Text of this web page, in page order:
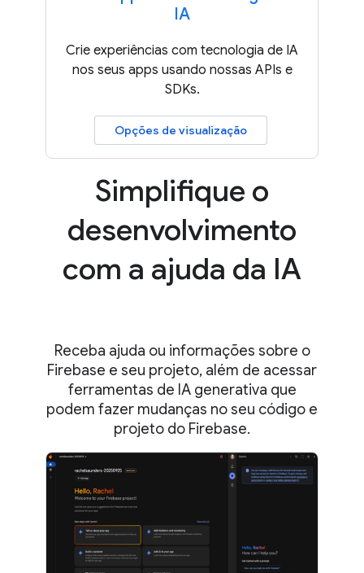
IA
Crie experiências com tecnologia de IA
nos seus apps usando nossas APIs e
SDKs.
Opções de visualização
Simplifique o
desenvolvimento
com a ajuda da IA
Receba ajuda ou informações sobre o
Firebase e seu projeto, além de acessar
ferramentas de IA generativa que
podem fazer mudanças no seu código e
projeto do Firebase.